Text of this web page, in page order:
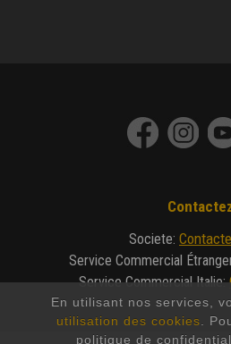
En utilisant nos services,
utilisation des cookies .
politique de
Societe:
Service Commercial
Service Commercial Italie: